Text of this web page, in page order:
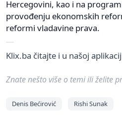
Hercegovini, kao i na
provođenju ekonomskih
reformi vladavine prava.
Klix.ba čitajte i u našoj
Znate nešto više o temi ili želite
Denis Bećirović Rishi Sunak